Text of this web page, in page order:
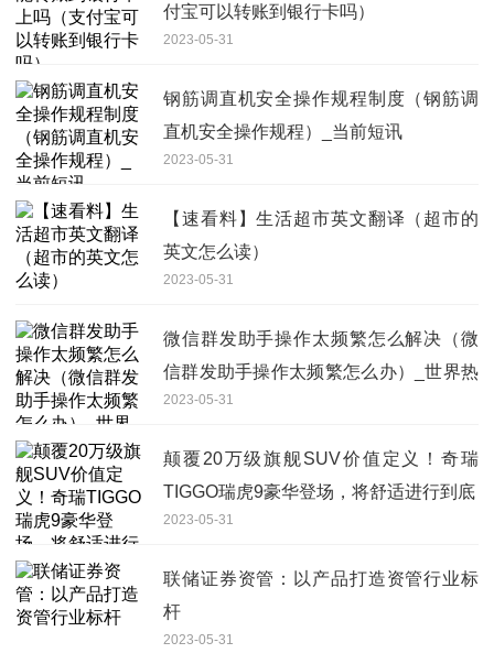
付宝可以转账到银行卡吗）
2023-05-31
钢筋调直机安全操作规程制度（钢筋调
直机安全操作规程）_当前短讯
2023-05-31
【速看料】生活超市英文翻译（超市的
英文怎么读）
2023-05-31
微信群发助手操作太频繁怎么解决（微
信群发助手操作太频繁怎么办）_世界热
点评
2023-05-31
颠覆20万级旗舰SUV价值定义！奇瑞
TIGGO瑞虎9豪华登场，将舒适进行到底
2023-05-31
联储证券资管：以产品打造资管行业标
杆
2023-05-31